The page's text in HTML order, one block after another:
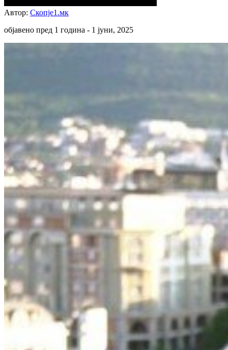
Автор: Скопје1.мк
објавено пред 1 година - 1 јуни, 2025